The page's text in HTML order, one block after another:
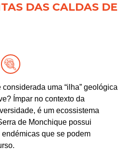
DAS CALDAS DE
uma “ilha” geológica
Ímpar no contexto da
é um ecossistema
de Monchique possui
que se podem